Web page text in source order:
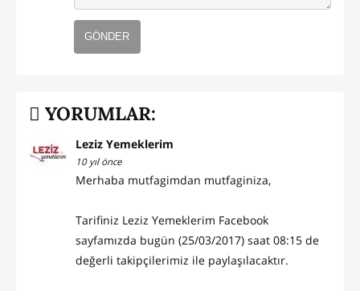
GÖNDER
YORUMLAR:
Leziz Yemeklerim
10 yıl önce
Merhaba mutfagimdan mutfaginiza,
Tarifiniz Leziz Yemeklerim Facebook
sayfamızda bugün (25/03/2017) saat 08:15 de
değerli takipçilerimiz ile paylaşılacaktır.